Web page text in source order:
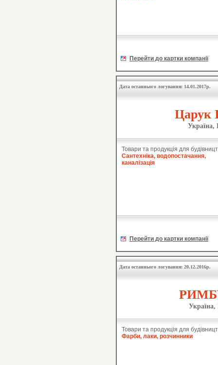
Перейти до картки компанії
Дата останнього логування: 14.01.2017р.
Україна,
Товари та продукція для
Сантехніка, водопостачання,
каналізація
Перейти до картки компанії
Дата останнього логування: 20.12.2016р.
Україна,
Товари та продукція для
Фарби, лаки, розчинники